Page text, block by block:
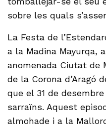
sobre les quals
La Festa de
a la Madina Mayurqa,
anomenada Ciutat de
de la Corona d’Aragó
que el 31 de
sarraïns. Aquest
almohade i a la